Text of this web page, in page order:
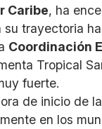
Caribe, ha
trayectoria
Coordinación
Tropical
fuerte.
de inicio de
en los